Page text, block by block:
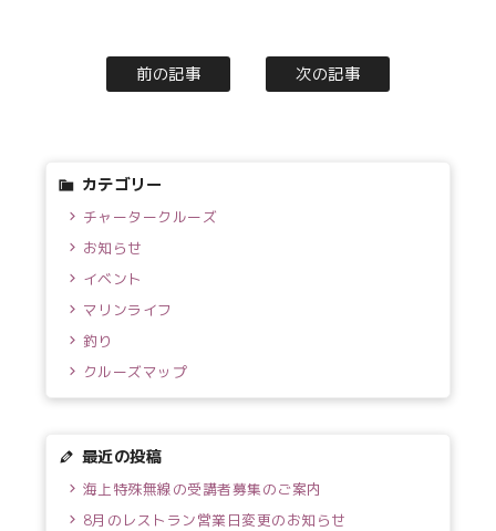
前の記事 次の記事
カテゴリー
チャータークルーズ
お知らせ
イベント
マリンライフ
釣り
クルーズマップ
最近の投稿
海上特殊無線の受講者募集のご案内
8月のレストラン営業日変更のお知らせ